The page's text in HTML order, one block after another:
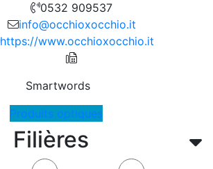
Filières
0532 909537
info@occhioxocchio.it
https://www.occhioxocchio.it
Smartwords
Produits optiques